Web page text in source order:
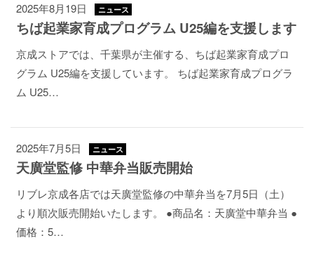
2025年8月19日 ニュース
ちば起業家育成プログラム U25編を支援します
京成ストアでは、千葉県が主催する、ちば起業家育成プロ
グラム U25編を支援しています。 ちば起業家育成プログラ
ム U25…
2025年7月5日 ニュース
天廣堂監修 中華弁当販売開始
リブレ京成各店では天廣堂監修の中華弁当を7月5日（土）
より順次販売開始いたします。 ●商品名：天廣堂中華弁当 ●
価格：5…